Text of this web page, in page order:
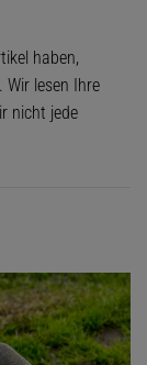
haben,
Wir lesen Ihre
nicht jede